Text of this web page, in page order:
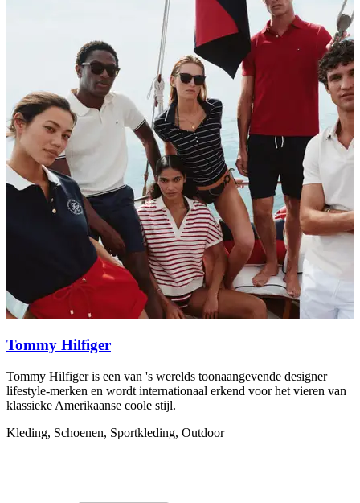
Tommy Hilfiger
Tommy Hilfiger is een van 's werelds toonaangevende designer
lifestyle-merken en wordt internationaal erkend voor het vieren van
klassieke Amerikaanse coole stijl.
Kleding, Schoenen, Sportkleding, Outdoor